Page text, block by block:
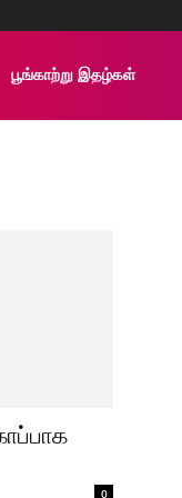
பூங்காற்று இதழ்கள்
0